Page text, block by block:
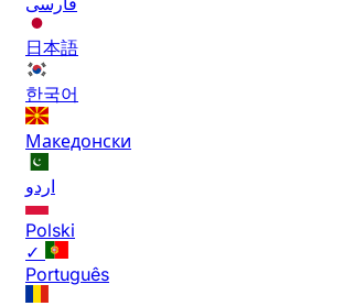
日本語
한국어
Македонски
اردو
Polski
✓
Português